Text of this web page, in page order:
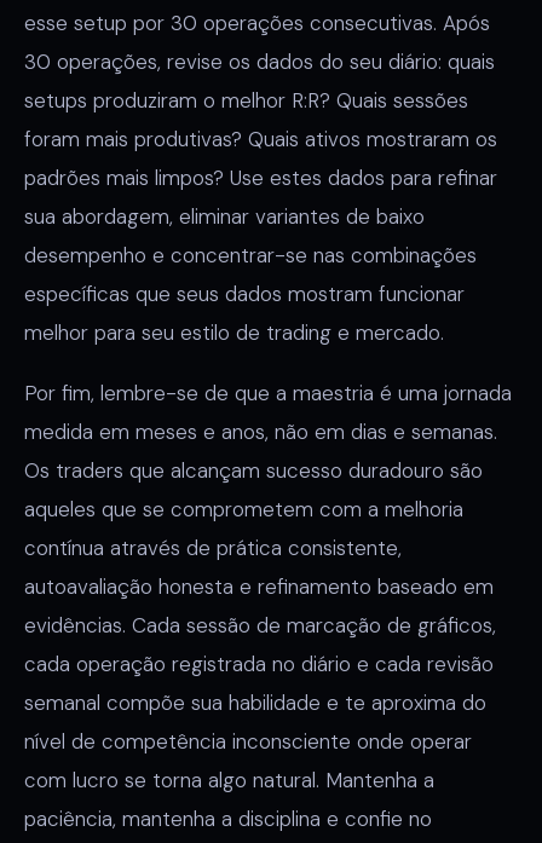
esse setup por 30 operações consecutivas. Após
30 operações, revise os dados do seu diário: quais
setups produziram o melhor R:R? Quais sessões
foram mais produtivas? Quais ativos mostraram os
padrões mais limpos? Use estes dados para refinar
sua abordagem, eliminar variantes de baixo
desempenho e concentrar-se nas combinações
específicas que seus dados mostram funcionar
melhor para seu estilo de trading e mercado.
Por fim, lembre-se de que a maestria é uma jornada
medida em meses e anos, não em dias e semanas.
Os traders que alcançam sucesso duradouro são
aqueles que se comprometem com a melhoria
contínua através de prática consistente,
autoavaliação honesta e refinamento baseado em
evidências. Cada sessão de marcação de gráficos,
cada operação registrada no diário e cada revisão
semanal compõe sua habilidade e te aproxima do
nível de competência inconsciente onde operar
com lucro se torna algo natural. Mantenha a
paciência, mantenha a disciplina e confie no